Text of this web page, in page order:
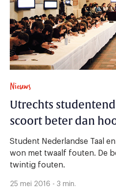
Nieuws
Utrechts
scoort beter dan
Student Nederlandse Taal
won met twaalf fouten. De
twintig fouten.
25 mei 2016 - 3 min.